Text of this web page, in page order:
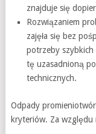
znajduje się
Rozwiązaniem
zajęła się bez
potrzeby szybkich
tę uzasadnioną
technicznych.
Odpady
kryteriów. Za